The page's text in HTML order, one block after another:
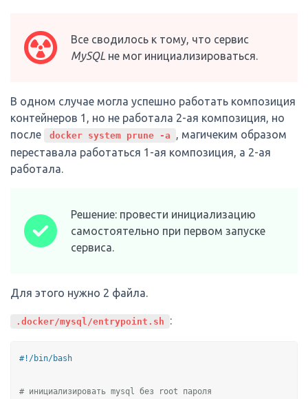
Все сводилось к тому, что сервис
MySQL не мог инициализироваться.
В одном случае могла успешно работать композиция
контейнеров 1, но не работала 2-ая композиция, но
после
docker system prune -a
, магичеким образом
переставала работаться 1-ая композиция, а 2-ая
работала.
Решение: провести инициализацию
самостоятельно при первом запуске
сервиса.
Для этого нужно 2 файла.
.docker/mysql/entrypoint.sh :
#!/bin/bash
# инициализировать mysql без root пароля